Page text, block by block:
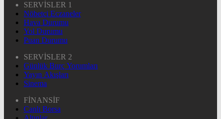
SERVİSLER 1
Nöbetçi Eczaneler
Hava Durumu
Yol Durumu
Puan Durumu
SERVİSLER 2
Günlük Burç Yorumları
Yayın Akışları
Sinema
FİNANSİF
Canlı Borsa